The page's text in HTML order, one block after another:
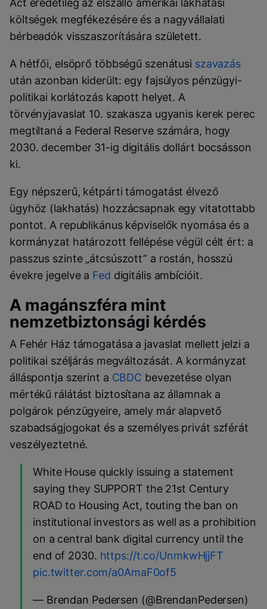
Act eredetileg az elszálló amerikai lakhatási
költségek megfékezésére és a nagyvállalati
bérbeadók visszaszorítására született.
A hétfői, elsöprő többségű szenátusi szavazás
után azonban kiderült: egy fajsúlyos pénzügyi-
politikai korlátozás kapott helyet. A
törvényjavaslat 10. szakasza ugyanis kerek perec
megtiltaná a Federal Reserve számára, hogy
2030. december 31-ig digitális dollárt bocsásson
ki.
Egy népszerű, kétpárti támogatást élvező
ügyhöz (lakhatás) hozzácsapnak egy vitatottabb
pontot. A republikánus képviselők nyomása és a
kormányzat határozott fellépése végül célt ért: a
passzus szinte „átcsúszott” a rostán, hosszú
évekre jegelve a Fed digitális ambícióit.
A magánszféra mint
nemzetbiztonsági kérdés
A Fehér Ház támogatása a javaslat mellett jelzi a
politikai széljárás megváltozását. A kormányzat
álláspontja szerint a CBDC bevezetése olyan
mértékű rálátást biztosítana az államnak a
polgárok pénzügyeire, amely már alapvető
szabadságjogokat és a személyes privát szférát
veszélyeztetné.
White House quickly issuing a statement
saying they SUPPORT the 21st Century
ROAD to Housing Act, touting the ban on
institutional investors as well as a prohibition
on a central bank digital currency until the
end of 2030. https://t.co/UnmkwHjjFT
pic.twitter.com/a0AmaF0of5
— Brendan Pedersen (@BrendanPedersen)